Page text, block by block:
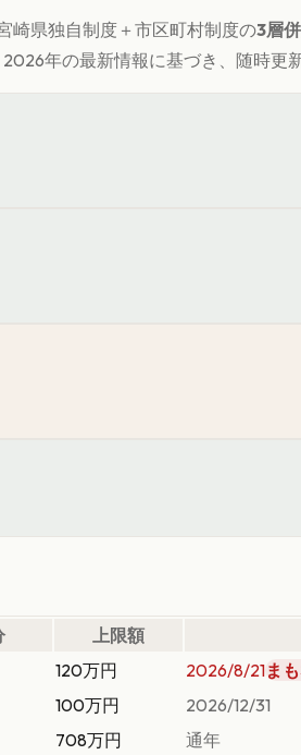
崎県独自制度＋市区町村制度の3層
2026年の最新情報に基づき、随時更
上限額
120万円 2026/8/21ま
100万円 2026/12/31
708万円 通年